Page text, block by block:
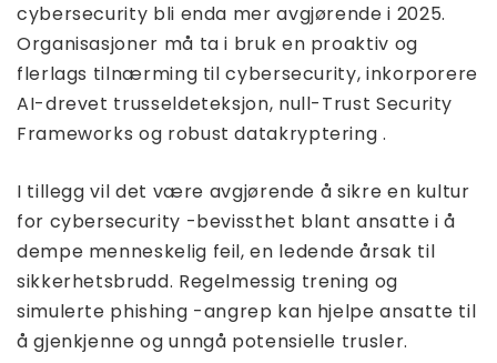
cybersecurity bli enda mer avgjørende i 2025.
Organisasjoner må ta i bruk en proaktiv og
flerlags tilnærming til cybersecurity, inkorporere
AI-drevet trusseldeteksjon, null-Trust Security
Frameworks og robust datakryptering .
I tillegg vil det være avgjørende å sikre en kultur
for cybersecurity -bevissthet blant ansatte i å
dempe menneskelig feil, en ledende årsak til
sikkerhetsbrudd. Regelmessig trening og
simulerte phishing -angrep kan hjelpe ansatte til
å gjenkjenne og unngå potensielle trusler.